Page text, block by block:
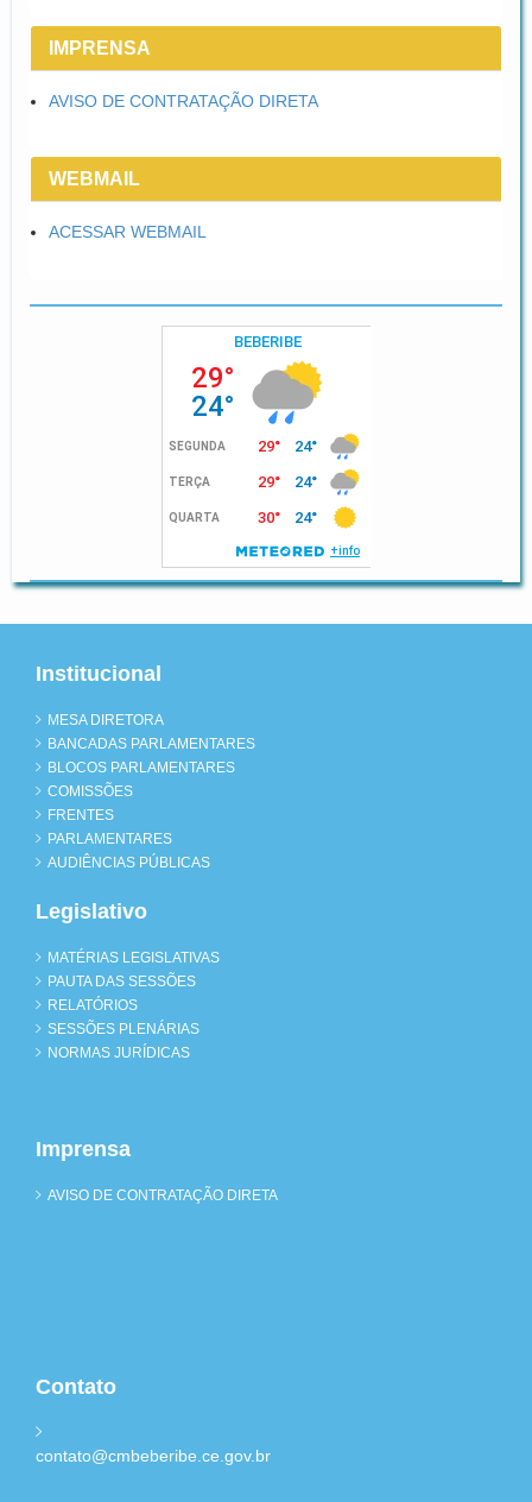
IMPRENSA
AVISO DE CONTRATAÇÃO DIRETA
WEBMAIL
ACESSAR WEBMAIL
Institucional
MESA DIRETORA
BANCADAS PARLAMENTARES
BLOCOS PARLAMENTARES
COMISSÕES
FRENTES
PARLAMENTARES
AUDIÊNCIAS PÚBLICAS
Legislativo
MATÉRIAS LEGISLATIVAS
PAUTA DAS SESSÕES
RELATÓRIOS
SESSÕES PLENÁRIAS
NORMAS JURÍDICAS
Imprensa
AVISO DE CONTRATAÇÃO DIRETA
Contato
contato@cmbeberibe.ce.gov.br